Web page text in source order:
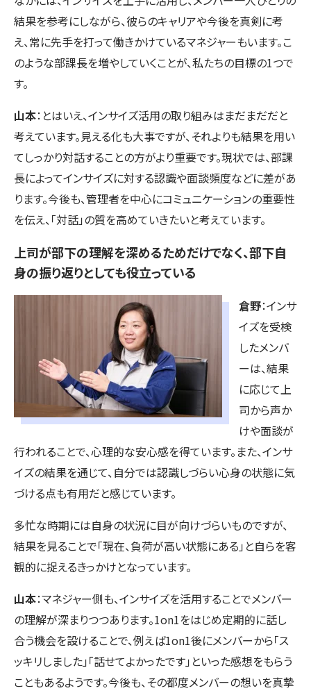
結果を参考にしながら、彼らのキャリアや今後を真剣に考
え、常に先手を打って働きかけているマネジャーもいます。こ
のような部課長を増やしていくことが、私たちの目標の1つで
す。
山本：とはいえ、インサイズ活用の取り組みはまだまだだと
考えています。見える化も大事ですが、それよりも結果を用い
てしっかり対話することの方がより重要です。現状では、部課
長によってインサイズに対する認識や面談頻度などに差があ
ります。今後も、管理者を中心にコミュニケーションの重要性
を伝え、「対話」の質を高めていきたいと考えています。
上司が部下の理解を深めるためだけでなく、部下自
身の振り返りとしても役立っている
倉野：インサ
イズを受検
したメンバ
ーは、結果
に応じて上
司から声か
けや面談が
行われることで、心理的な安心感を得ています。また、インサ
イズの結果を通じて、自分では認識しづらい心身の状態に気
づける点も有用だと感じています。
多忙な時期には自身の状況に目が向けづらいものですが、
結果を見ることで「現在、負荷が高い状態にある」と自らを客
観的に捉えるきっかけとなっています。
山本：マネジャー側も、インサイズを活用することでメンバー
の理解が深まりつつあります。1on1をはじめ定期的に話し
合う機会を設けることで、例えば1on1後にメンバーから「ス
ッキリしました」「話せてよかったです」といった感想をもらう
こともあるようです。今後も、その都度メンバーの想いを真摯